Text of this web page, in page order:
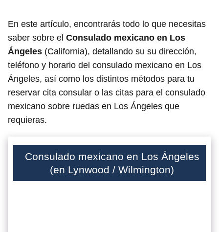
En este artículo, encontrarás todo lo que necesitas
saber sobre el Consulado mexicano en Los
Ángeles (California), detallando su su dirección,
teléfono y horario del consulado mexicano en Los
Ángeles, así como los distintos métodos para tu
reservar cita consular o las citas para el consulado
mexicano sobre ruedas en Los Ángeles que
requieras.
Consulado mexicano en Los Ángeles
(en Lynwood / Wilmington)